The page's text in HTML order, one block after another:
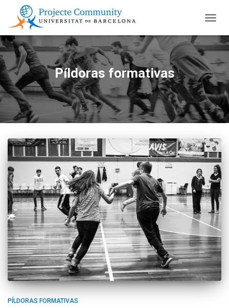
Píldoras formativas
PÍLDORAS FORMATIVAS